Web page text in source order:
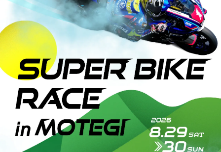
エリア・施設
アトラクション・ アクティビティ
モーター スポーツ
ホテル・キャンプ
レストラン
グッズ＆ ショップ